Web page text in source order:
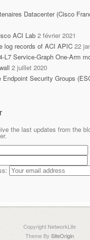
Datacenter (Cisco
ACI Lab 2 février 2021
log records of ACI APIC 22
L7 Service-Graph One-Arm
2 juillet 2020
Endpoint Security Groups
the last updates from the
Copyright NetworkLife
Theme By SiteOrigin